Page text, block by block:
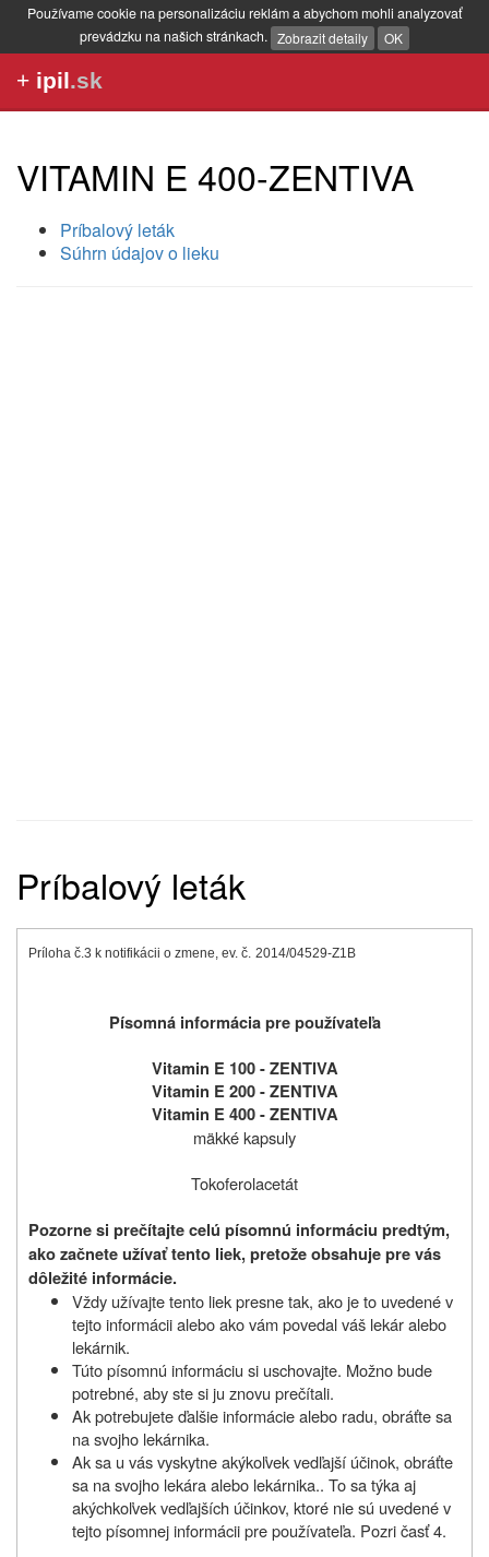
Používame cookie na personalizáciu reklám a abychom mohli analyzovať
prevádzku na našich stránkach. Zobrazit detaily OK
+ ipil.sk
VITAMIN E 400-ZENTIVA
Príbalový leták
Súhrn údajov o lieku
Príbalový leták
Príloha č.3 k notifikácii o zmene, ev. č. 2014/04529-Z1B
Písomná informácia pre používateľa
Vitamin E 100 - ZENTIVA
Vitamin E 200 - ZENTIVA
Vitamin E 400 - ZENTIVA
mäkké kapsuly
Tokoferolacetát
Pozorne si prečítajte celú písomnú informáciu predtým,
ako začnete užívať tento liek, pretože obsahuje pre vás
dôležité informácie.
Vždy užívajte tento liek presne tak, ako je to uvedené v
tejto informácii alebo ako vám povedal váš lekár alebo
lekárnik.
Túto písomnú informáciu si uschovajte. Možno bude
potrebné, aby ste si ju znovu prečítali.
Ak potrebujete ďalšie informácie alebo radu, obráťte sa
na svojho lekárnika.
Ak sa u vás vyskytne akýkoľvek vedľajší účinok, obráťte
sa na svojho lekára alebo lekárnika.. To sa týka aj
akýchkoľvek vedľajších účinkov, ktoré nie sú uvedené v
tejto písomnej informácii pre používateľa. Pozri časť 4.